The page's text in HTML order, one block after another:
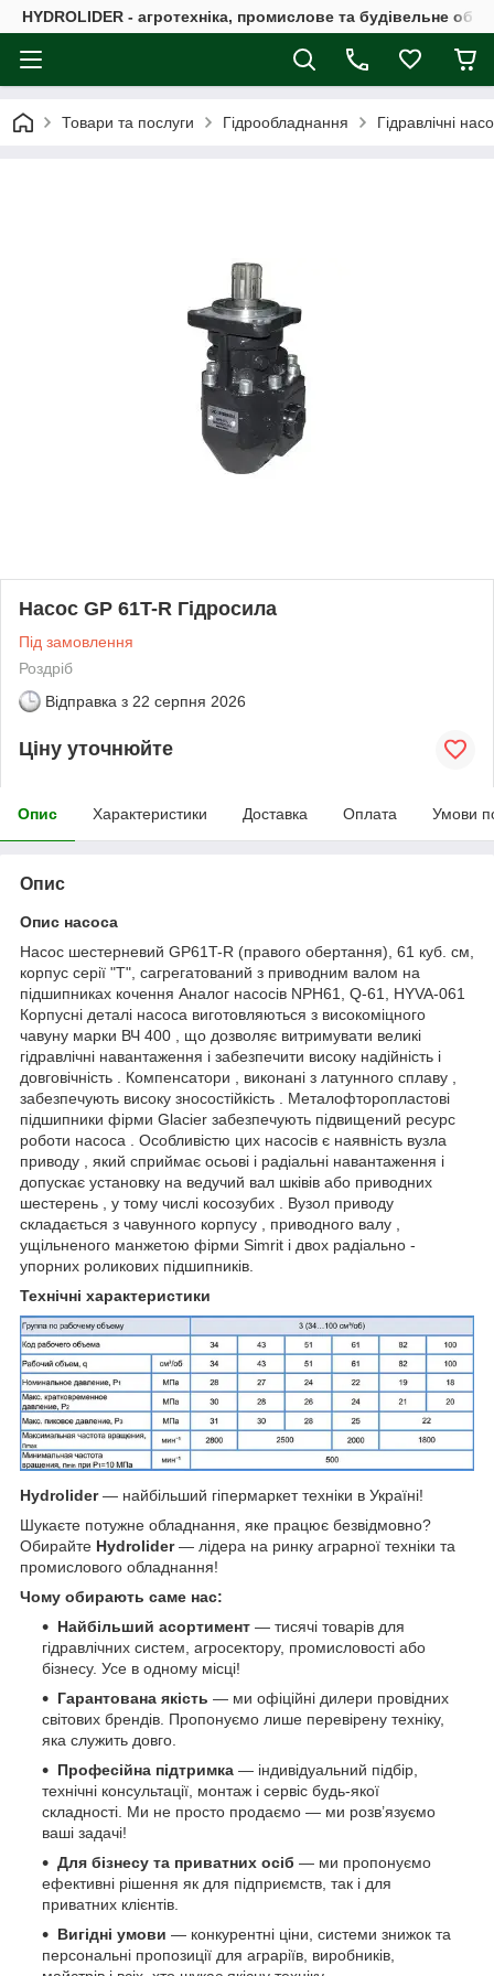
HYDROLIDER - агротехніка, промислове та будівельне
Товари та послуги Гідрообладнання Гідравлічні
Насос GP 61T-R Гідросила
Під замовлення
Роздріб
Відправка з 22 серпня 2026
Ціну уточнюйте
Опис Характеристики Доставка Оплата Умови
Опис
Опис насоса
Насос шестерневий GP61T-R (правого обертання), 61 куб. см,
корпус серії "Т", сагрегатований з приводним валом на
підшипниках кочення Аналог насосів NPH61, Q-61, HYVA-061
Корпусні деталі насоса виготовляються з високоміцного
чавуну марки ВЧ 400 , що дозволяє витримувати великі
гідравлічні навантаження і забезпечити високу надійність і
довговічність . Компенсатори , виконані з латунного сплаву ,
забезпечують високу зносостійкість . Металофторопластові
підшипники фірми Glacier забезпечують підвищений ресурс
роботи насоса . Особливістю цих насосів є наявність вузла
приводу , який сприймає осьові і радіальні навантаження і
допускає установку на ведучий вал шківів або приводних
шестерень , у тому числі косозубих . Вузол приводу
складається з чавунного корпусу , приводного валу ,
ущільненого манжетою фірми Simrit і двох радіально -
упорних роликових підшипників.
Технічні характеристики
Hydrolider— найбільший гіпермаркет техніки в Україні!
Шукаєте потужне обладнання, яке працює безвідмовно?
Обирайте Hydrolider— лідера на ринку аграрної техніки та
промислового обладнання!
Чому обирають саме нас:
Найбільший асортимент — тисячі товарів для
гідравлічних систем, агросектору, промисловості або
бізнесу. Усе в одному місці!
Гарантована якість — ми офіційні дилери провідних
світових брендів. Пропонуємо лише перевірену техніку,
яка служить довго.
Професійна підтримка — індивідуальний підбір,
технічні консультації, монтаж і сервіс будь-якої
складності. Ми не просто продаємо — ми розв’язуємо
ваші задачі!
Для бізнесу та приватних осіб — ми пропонуємо
ефективні рішення як для підприємств, так і для
приватних клієнтів.
Вигідні умови — конкурентні ціни, системи знижок та
персональні пропозиції для аграріїв, виробників,